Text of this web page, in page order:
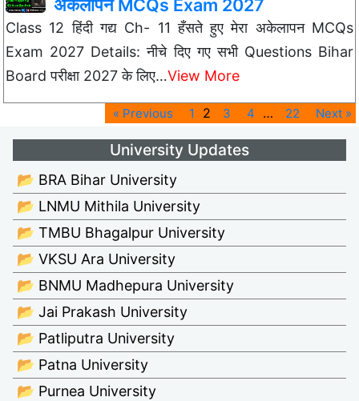
अकेलापन MCQs Exam 2027
Class 12 हिंदी गद्य Ch- 11 हँसते हुए मेरा अकेलापन MCQs
Exam 2027 Details: नीचे दिए गए सभी Questions Bihar
Board परीक्षा 2027 के लिए…View More
« Previous 1 2 3 4 … 22 Next »
University Updates
📂 BRA Bihar University
📂 LNMU Mithila University
📂 TMBU Bhagalpur University
📂 VKSU Ara University
📂 BNMU Madhepura University
📂 Jai Prakash University
📂 Patliputra University
📂 Patna University
📂 Purnea University